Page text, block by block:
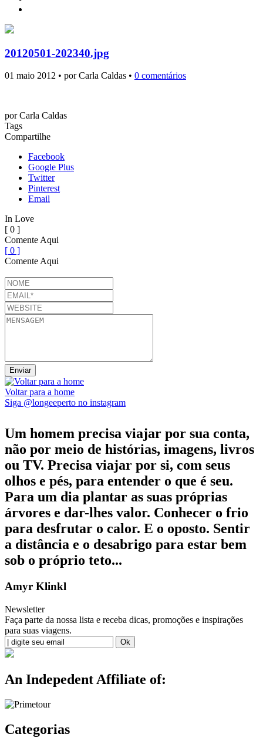
20120501-202340.jpg
01 maio 2012 • por Carla Caldas • 0 comentários
porCarla Caldas
Tags
Compartilhe
Facebook
Google Plus
Twitter
Pinterest
Email
In Love
[ 0 ]
Comente Aqui
[ 0 ]
Comente Aqui
Voltar para a home
Siga @longeeperto no instagram
Um homem precisa viajar por sua conta,
não por meio de histórias, imagens, livros
ou TV. Precisa viajar por si, com seus
olhos e pés, para entender o que é seu.
Para um dia plantar as suas próprias
árvores e dar-lhes valor. Conhecer o frio
para desfrutar o calor. E o oposto. Sentir
a distância e o desabrigo para estar bem
sob o próprio teto...
Amyr Klinkl
Newsletter
Faça parte da nossa lista e receba dicas, promoções e inspirações
para suas viagens.
An Indepedent Affiliate of:
Categorias